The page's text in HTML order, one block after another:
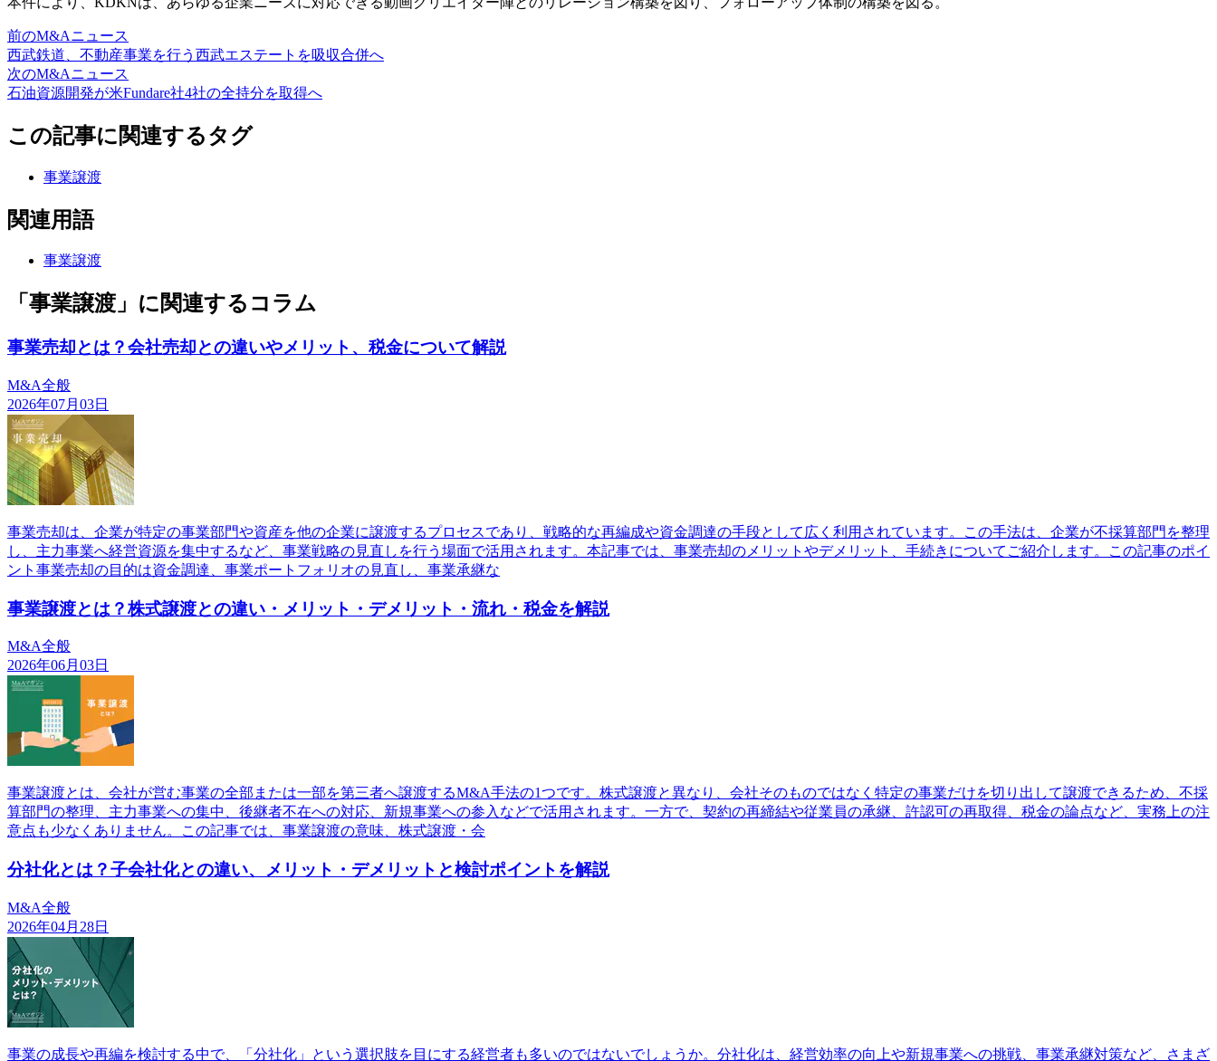
前のM&Aニュース
西武鉄道、不動産事業を行う西武エステートを吸収合併へ
次のM&Aニュース
石油資源開発が米Fundare社4社の全持分を取得へ
この記事に関連するタグ
事業譲渡
関連用語
事業譲渡
「事業譲渡」に関連するコラム
事業売却とは？会社売却との違いやメリット、税金について解説
M&A全般
2026年07月03日
事業売却は、企業が特定の事業部門や資産を他の企業に譲渡するプロセスであり、戦略的な再編成や資金調達の手段として広く利用されています。この手法は、企業が不採算部門を整理
し、主力事業へ経営資源を集中するなど、事業戦略の見直しを行う場面で活用されます。本記事では、事業売却のメリットやデメリット、手続きについてご紹介します。この記事のポイ
ント事業売却の目的は資金調達、事業ポートフォリオの見直し、事業承継な
事業譲渡とは？株式譲渡との違い・メリット・デメリット・流れ・税金を解説
M&A全般
2026年06月03日
事業譲渡とは、会社が営む事業の全部または一部を第三者へ譲渡するM&A手法の1つです。株式譲渡と異なり、会社そのものではなく特定の事業だけを切り出して譲渡できるため、不採
算部門の整理、主力事業への集中、後継者不在への対応、新規事業への参入などで活用されます。一方で、契約の再締結や従業員の承継、許認可の再取得、税金の論点など、実務上の注
意点も少なくありません。この記事では、事業譲渡の意味、株式譲渡・会
分社化とは？子会社化との違い、メリット・デメリットと検討ポイントを解説
M&A全般
2026年04月28日
事業の成長や再編を検討する中で、「分社化」という選択肢を目にする経営者も多いのではないでしょうか。分社化は、経営効率の向上や新規事業への挑戦、事業承継対策など、さまざ